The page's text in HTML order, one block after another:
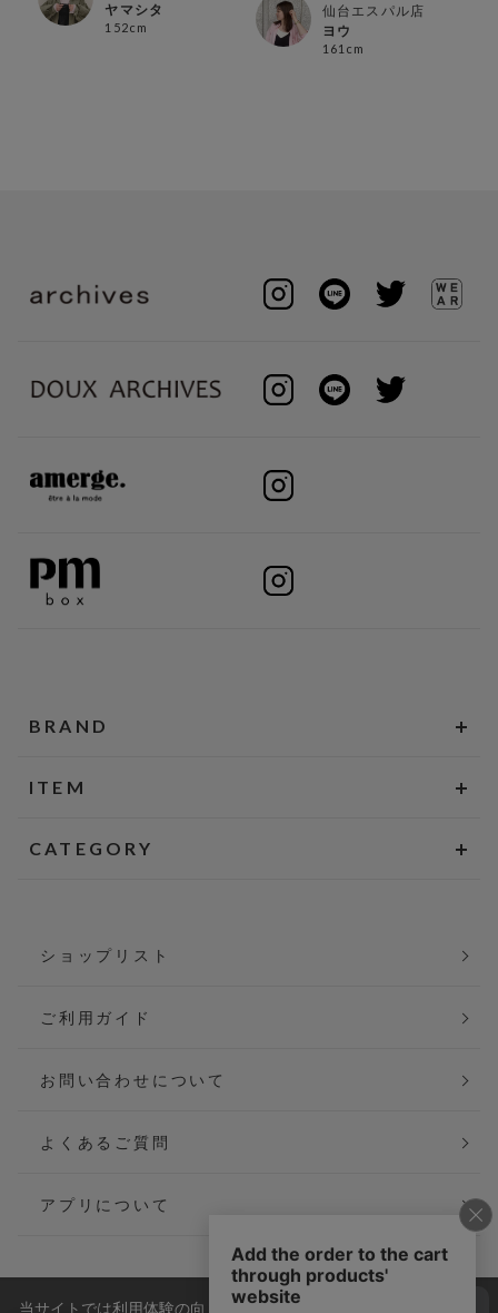
ヤマシタ
152cm
仙台エスパル店
ヨウ
161cm
BRAND
ITEM
CATEGORY
ショップリスト
ご利用ガイド
お問い合わせについて
よくあるご質問
アプリについて
当サイトでは利用体験の向上およびコンテンツの最適な提供、ト